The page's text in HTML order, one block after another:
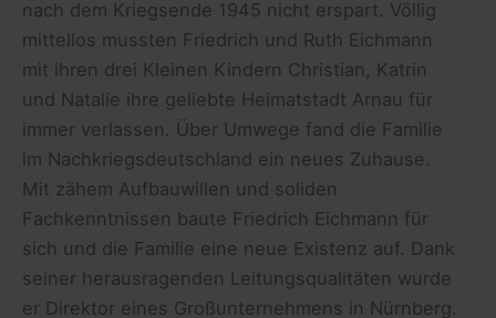
nach dem Kriegsende 1945 nicht erspart. Völlig
mittellos mussten Friedrich und Ruth Eichmann
mit ihren drei Kleinen Kindern Christian, Katrin
und Natalie ihre geliebte Heimatstadt Arnau für
immer verlassen. Über Umwege fand die Familie
im Nachkriegsdeutschland ein neues Zuhause.
Mit zähem Aufbauwillen und soliden
Fachkenntnissen baute Friedrich Eichmann für
sich und die Familie eine neue Existenz auf. Dank
seiner herausragenden Leitungsqualitäten wurde
er Direktor eines Großunternehmens in Nürnberg.